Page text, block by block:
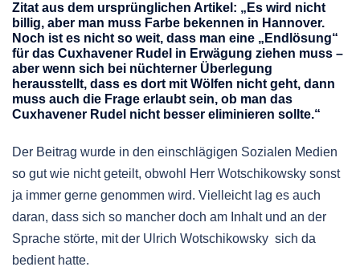
Zitat aus dem ursprünglichen Artikel: „Es wird nicht
billig, aber man muss Farbe bekennen in Hannover.
Noch ist es nicht so weit, dass man eine „Endlösung“
für das Cuxhavener Rudel in Erwägung ziehen muss –
aber wenn sich bei nüchterner Überlegung
herausstellt, dass es dort mit Wölfen nicht geht, dann
muss auch die Frage erlaubt sein, ob man das
Cuxhavener Rudel nicht besser eliminieren sollte.“
Der Beitrag wurde in den einschlägigen Sozialen Medien
so gut wie nicht geteilt, obwohl Herr Wotschikowsky sonst
ja immer gerne genommen wird. Vielleicht lag es auch
daran, dass sich so mancher doch am Inhalt und an der
Sprache störte, mit der Ulrich Wotschikowsky sich da
bedient hatte.